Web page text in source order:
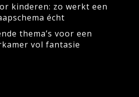
kinderen: zo werkt een
écht
thema’s voor een
vol fantasie